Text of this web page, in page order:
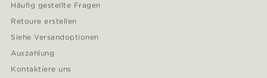
Häufig gestellte Fragen
Retoure erstellen
Siehe Versandoptionen
Auszahlung
Kontaktiere uns